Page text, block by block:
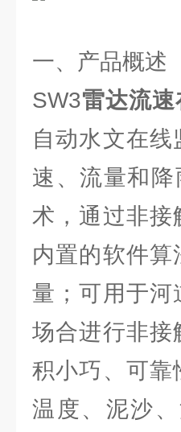
一、产品概述
SW3雷达流
自动水文在
速、流量和
术，通过非
内置的软件
量；可用于河
场合进行非接
积小巧、可靠
温度、泥沙